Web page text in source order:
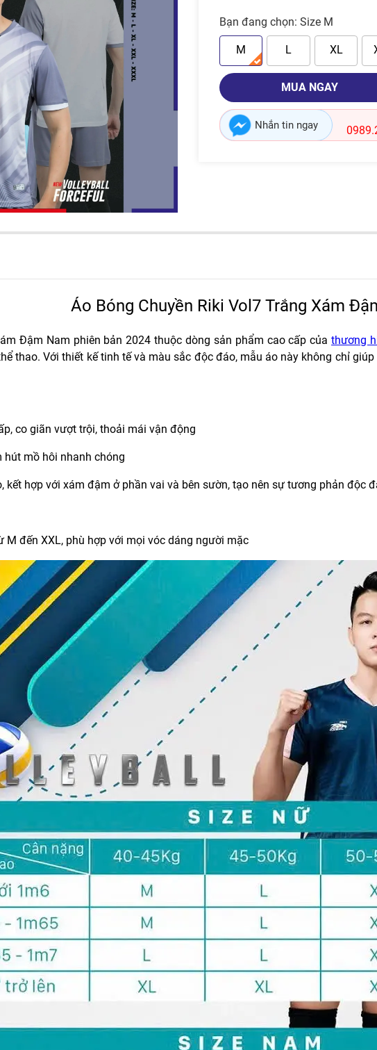
Bạn đang chọn: Size M
M L XL
MUA NGAY
Nhắn tin ngay
Áo Bóng Chuyền Riki Vol7 Trắng Xám
Đậm Nam phiên bản 2024 thuộc dòng sản phẩm cao cấp củathương
thao. Với thiết kế tinh tế và màu sắc độc đáo, mẫu áo này không chỉ
co giãn vượt trội, thoải mái vận động
hút mồ hôi nhanh chóng
kết hợp với xám đậm ở phần vai và bên sườn, tạo nên sự tương phản độc
đến XXL, phù hợp với mọi vóc dáng người mặc